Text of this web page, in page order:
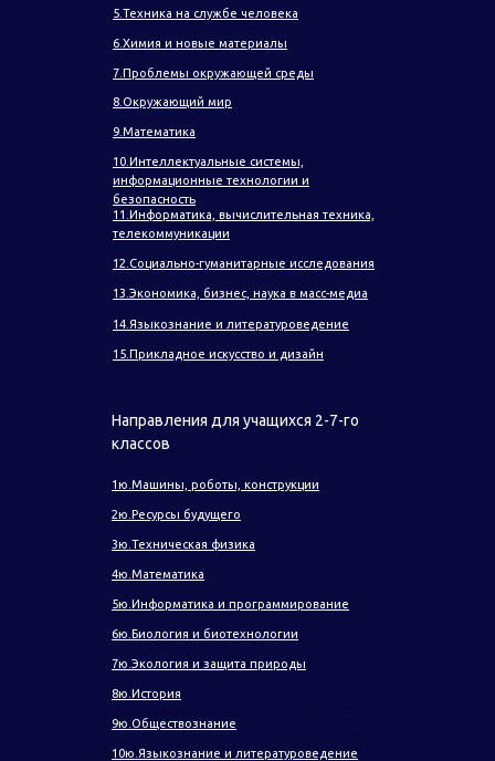
5.Техника на службе человека
6.Химия и новые материалы
10.Интеллектуальные системы,
информационные технологии и
безопасность
9.Математика
8.Окружающий мир
7.Проблемы окружающей среды
15.Прикладное искусство и дизайн
14.Языкознание и литературоведение
13.Экономика, бизнес, наука в масс-медиа
12.Социально-гуманитарные исследования
11.Информатика, вычислительная техника,
телекоммуникации
7ю.Экология и защита природы
8ю.История
9ю.Обществознание
10ю.Языкознание и литературоведение
6ю.Биология и биотехнологии
4ю.Математика
5ю.Информатика и программирование
3ю.Техническая физика
2ю.Ресурсы будущего
1ю.Машины, роботы, конструкции
Направления для учащихся 2-7-го
классов